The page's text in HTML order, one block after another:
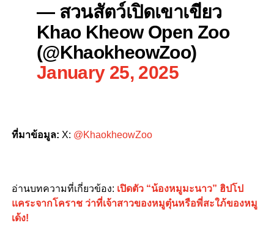
— สวนสัตว์เปิดเขาเขียว
Khao Kheow Open Zoo
(@KhaokheowZoo)
January 25, 2025
ที่มาข้อมูล: X: @KhaokheowZoo
อ่านบทความที่เกี่ยวข้อง: เปิดตัว “น้องหมูมะนาว” ฮิปโป
แคระจากโคราช ว่าที่เจ้าสาวของหมูตุ๋นหรือพี่สะใภ้ของหมู
เด้ง!